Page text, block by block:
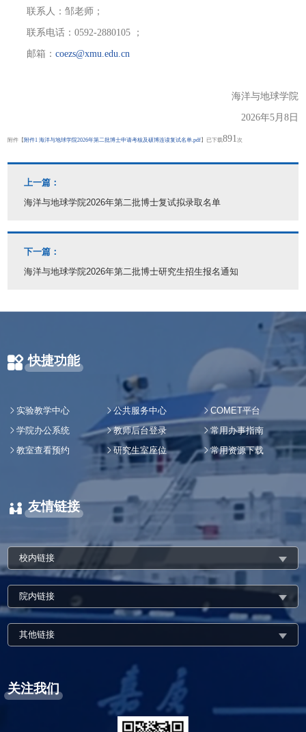
联系人：邹老师；
联系电话：0592-2880105 ；
邮箱：coezs@xmu.edu.cn
海洋与地球学院
2026年5月8日
附件【附件1 海洋与地球学院2026年第二批博士申请考核及硕博连读复试名单.pdf】已下载891次
上一篇：
海洋与地球学院2026年第二批博士复试拟录取名单
下一篇：
海洋与地球学院2026年第二批博士研究生招生报名通知
快捷功能
实验教学中心 公共服务中心
COMET平台
学院办公系统
教师后台登录
常用办事指南
教室查看预约
研究生室座位 常用资源下载
友情链接
校内链接
院内链接
其他链接
关注我们